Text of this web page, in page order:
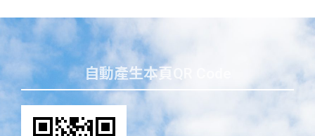
自動產生本頁QR Code